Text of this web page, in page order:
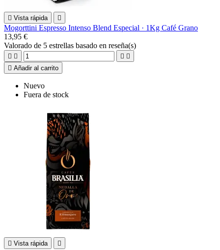
 Vista rápida 
Mogorttini Espresso Intenso Blend Especial · 1Kg Café Grano
13,95 €
Valorado de 5 estrellas basado en reseña(s)
   
 Añadir al carrito
Nuevo
Fuera de stock
 Vista rápida 